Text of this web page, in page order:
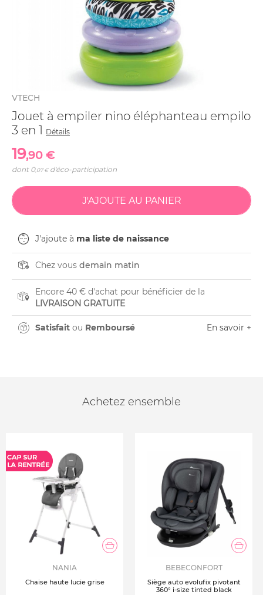
VTECH
Jouet à empiler nino éléphanteau empilo
3 en 1 Détails
19,90 €
dont 0,07 €d'éco-participation
J'ajoute à ma liste de naissance
Chez vous demain matin
Encore 40 € d'achat pour bénéficier de la
LIVRAISON GRATUITE
Satisfait ou Remboursé En savoir +
Achetez ensemble
NANIA
Chaise haute lucie grise
BEBECONFORT
Siège auto evolufix pivotant
360° i-size tinted black